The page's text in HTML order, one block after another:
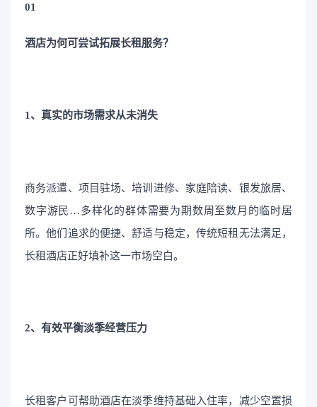
01
酒店为何可尝试拓展长租服务？
1、真实的市场需求从未消失
商务派遣、项目驻场、培训进修、家庭陪读、银发旅居、
数字游民…多样化的群体需要为期数周至数月的临时居
所。他们追求的便捷、舒适与稳定，传统短租无法满足，
长租酒店正好填补这一市场空白。
2、有效平衡淡季经营压力
长租客户可帮助酒店在淡季维持基础入住率，减少空置损